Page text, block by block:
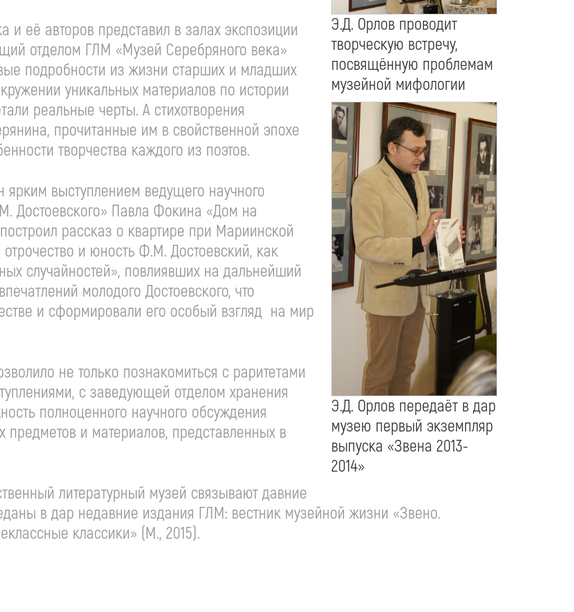
Э.Д. Орлов проводит
творческую встречу,
посвящённую проблемам
музейной мифологии
Э.Д. Орлов передаёт в дар
музею первый экземпляр
выпуска «Звена 2013-
2014»
её авторов представил в залах экспозиции
отделом ГЛМ «Музей Серебряного века»
подробности из жизни старших и младших
уникальных материалов по истории
реальные черты. А стихотворения
прочитанные им в свойственной эпохе
творчества каждого из поэтов.
выступлением ведущего научного
Достоевского» Павла Фокина «Дом на
рассказ о квартире при Мариинской
и юность Ф.М. Достоевский, как
случайностей», повлиявших на дальнейший
молодого Достоевского, что
и сформировали его особый взгляд на мир
не только познакомиться с раритетами
с заведующей отделом хранения
полноценного научного обсуждения
и материалов, представленных в
литературный музей связывают давние
в дар недавние издания ГЛМ: вестник музейной жизни «Звено.
классики» (М., 2015).